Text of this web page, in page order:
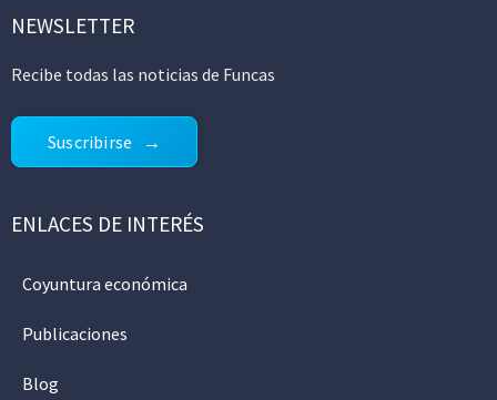
NEWSLETTER
Recibe todas las noticias de Funcas
Suscribirse
ENLACES DE INTERÉS
Coyuntura económica
Publicaciones
Blog